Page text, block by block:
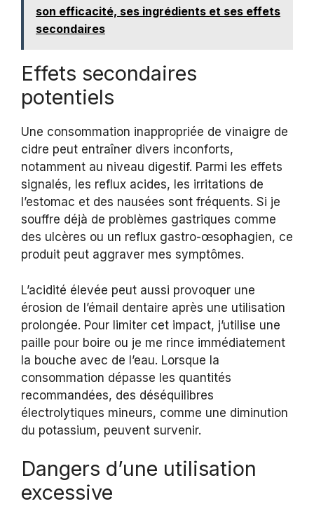
son efficacité, ses ingrédients et ses effets
secondaires
Effets secondaires
potentiels
Une consommation inappropriée de vinaigre de
cidre peut entraîner divers inconforts,
notamment au niveau digestif. Parmi les effets
signalés, les reflux acides, les irritations de
l’estomac et des nausées sont fréquents. Si je
souffre déjà de problèmes gastriques comme
des ulcères ou un reflux gastro-œsophagien, ce
produit peut aggraver mes symptômes.
L’acidité élevée peut aussi provoquer une
érosion de l’émail dentaire après une utilisation
prolongée. Pour limiter cet impact, j’utilise une
paille pour boire ou je me rince immédiatement
la bouche avec de l’eau. Lorsque la
consommation dépasse les quantités
recommandées, des déséquilibres
électrolytiques mineurs, comme une diminution
du potassium, peuvent survenir.
Dangers d’une utilisation
excessive